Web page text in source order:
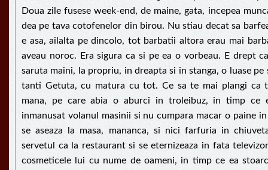
Doua zile fusese week-end, de maine, gata, incepea
dea pe tava cotofenelor din birou. Nu stiau decat sa
e asa, ailalta pe dincolo, tot barbatii altora erau mai
aveau noroc. Era sigura ca si pe ea o vorbeau. E drept
saruta maini, la propriu, in dreapta si in stanga, o luase pe
tanti Getuta, cu matura cu tot. Ce sa te mai plangi ca
mana, pe care abia o aburci in troleibuz, in timp ce
inmanusat volanul masinii si nu cumpara macar o paine
se aseaza la masa, mananca, si nici farfuria in
servetul ca la restaurant si se eternizeaza in fata
cosmeticele lui cu nume de oameni, in timp ce ea